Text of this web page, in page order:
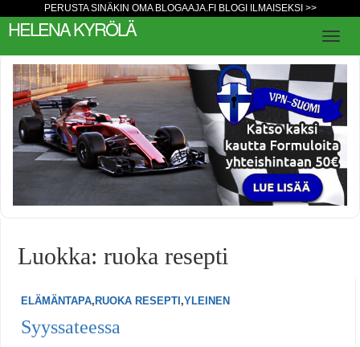
PERUSTA SINÄKIN OMA BLOGAAJA.FI BLOGI ILMAISEKSI >>
HELENA KYRÖLÄ
Luokka: ruoka resepti
ELÄMÄNTAPA, RUOKA RESEPTI ,YLEINEN
Syyssateessa